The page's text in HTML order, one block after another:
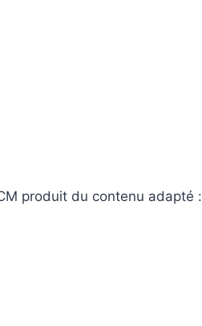
produit du contenu adapté :